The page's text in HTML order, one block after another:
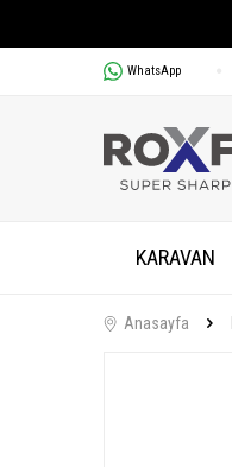
WhatsApp
KARAVAN
Anasayfa